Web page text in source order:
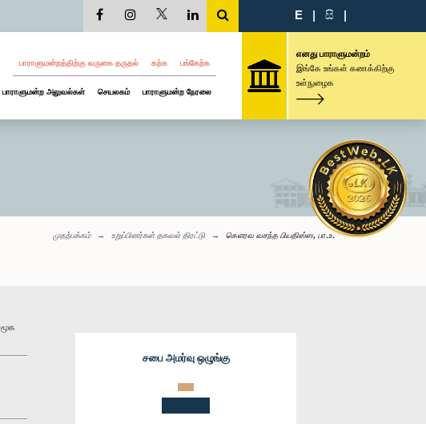
E | සි |
பாராளுமன்றத்திற்கு வருகை தருதல் கற்க பங்கேற்க
பாராளுமன்ற அலுவல்கள் செயலகம் பாராளுமன்ற நேரலை
எனது பாராளுமன்றம்
இங்கே உங்கள் கணக்கிற்கு
உள்நுழைக
முதற்பக்கம் உறுப்பினர்கள் தகவல் திரட்டு கௌரவ வசந்த பியதிஸ்ஸ, பா.உ.
சபை அமர்வு ஒழுங்கு